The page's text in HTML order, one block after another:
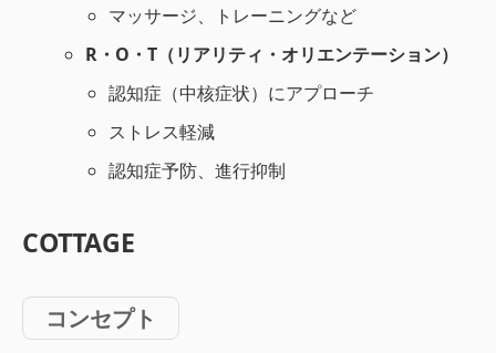
マッサージ、トレーニングなど
R・O・T（リアリティ・オリエンテーション）
認知症（中核症状）にアプローチ
ストレス軽減
認知症予防、進行抑制
COTTAGE
コンセプト